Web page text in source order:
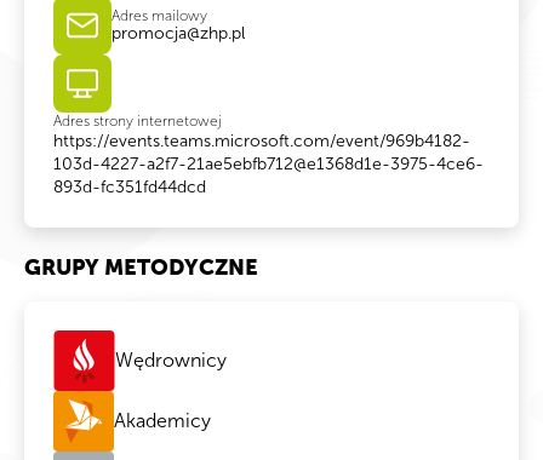
Adres mailowy
promocja@zhp.pl
Adres strony internetowej
https://events.teams.microsoft.com/event/969b4182-
103d-4227-a2f7-21ae5ebfb712@e1368d1e-3975-4ce6-
893d-fc351fd44dcd
GRUPY METODYCZNE
Wędrownicy
Akademicy